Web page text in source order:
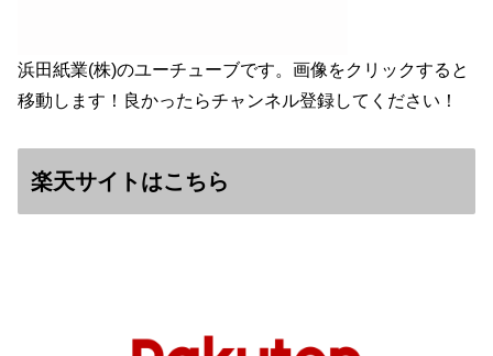
浜田紙業(株)のユーチューブです。画像をクリックすると
移動します！良かったらチャンネル登録してください！
楽天サイトはこちら